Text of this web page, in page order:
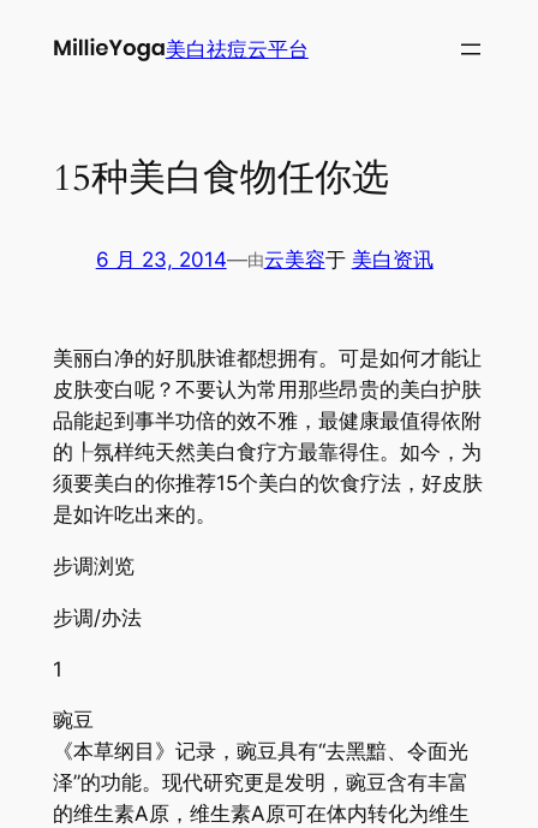
美白祛痘云平台
15种美白食物任你选
6 月 23, 2014—由云美容于 美白资讯
美丽白净的好肌肤谁都想拥有。可是如何才能让
皮肤变白呢？不要认为常用那些昂贵的美白护肤
品能起到事半功倍的效不雅，最健康最值得依附
的┞氛样纯天然美白食疗方最靠得住。如今，为
须要美白的你推荐15个美白的饮食疗法，好皮肤
是如许吃出来的。
步调浏览
步调/办法
1
豌豆
《本草纲目》记录，豌豆具有“去黑黯、令面光
泽”的功能。现代研究更是发明，豌豆含有丰富
的维生素A原，维生素A原可在体内转化为维生